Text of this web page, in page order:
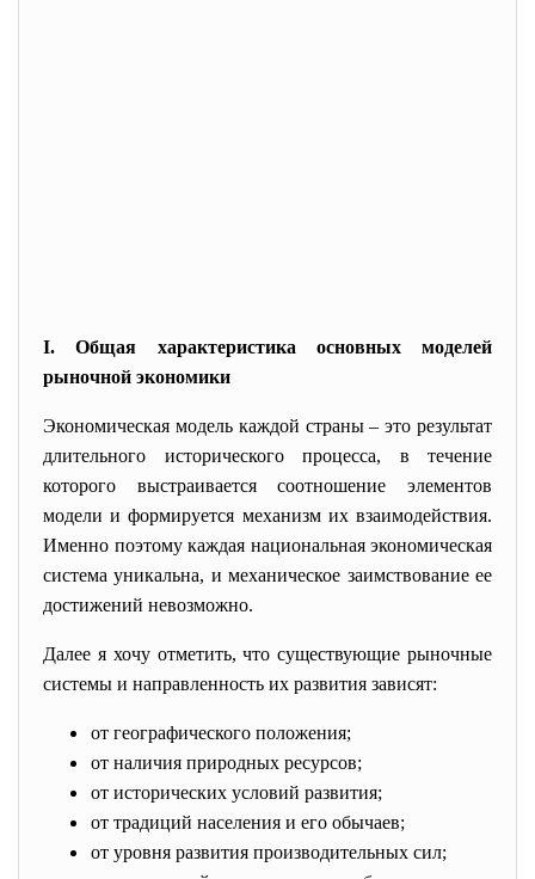
I. Общая характеристика основных моделей
рыночной экономики
Экономическая модель каждой страны – это результат
длительного исторического процесса, в течение
которого выстраивается соотношение элементов
модели и формируется механизм их взаимодействия.
Именно поэтому каждая национальная экономическая
система уникальна, и механическое заимствование ее
достижений невозможно.
Далее я хочу отметить, что существующие рыночные
системы и направленность их развития зависят:
от географического положения;
от наличия природных ресурсов;
от исторических условий развития;
от традиций населения и его обычаев;
от уровня развития производительных сил;